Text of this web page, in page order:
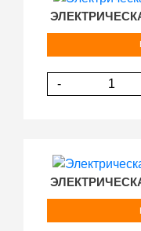
-